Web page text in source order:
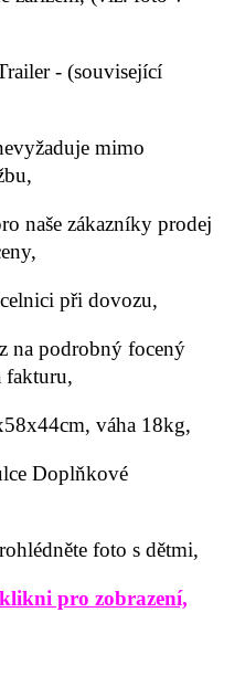
- (související
mimo
naše zákazníky prodej
při dovozu,
na podrobný focený
fakturu,
váha 18kg,
Doplňkové
foto s dětmi,
pro zobrazení,